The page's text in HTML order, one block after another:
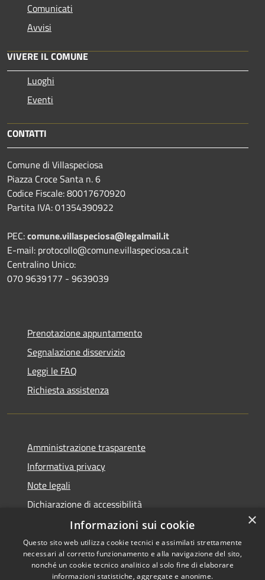
Comunicati
Avvisi
VIVERE IL COMUNE
Luoghi
Eventi
CONTATTI
Comune di Villaspeciosa
Piazza Croce Santa n. 6
Codice Fiscale: 80017670920
Partita IVA: 01354390922
PEC:comune.villaspeciosa@legalmail.it
E-mail: protocollo@comune.villaspeciosa.ca.it
Centralino Unico:
070 9639177 - 9639039
Prenotazione appuntamento
Segnalazione disservizio
Leggi le FAQ
Richiesta assistenza
Amministrazione trasparente
Informativa privacy
Note legali
Dichiarazione di accessibilità
Copyright © 2026 • Comune di
×
Informazioni sui cookie
Questo sito web utilizza cookie tecnici e assimilati strettamente
necessari al corretto funzionamento e alla navigazione del sito,
nonché un cookie tecnico analitico al solo fine di elaborare
informazioni statistiche, aggregate e anonime.